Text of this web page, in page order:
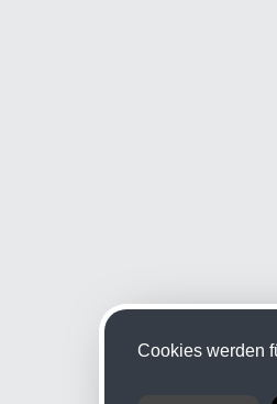
Cookies werden